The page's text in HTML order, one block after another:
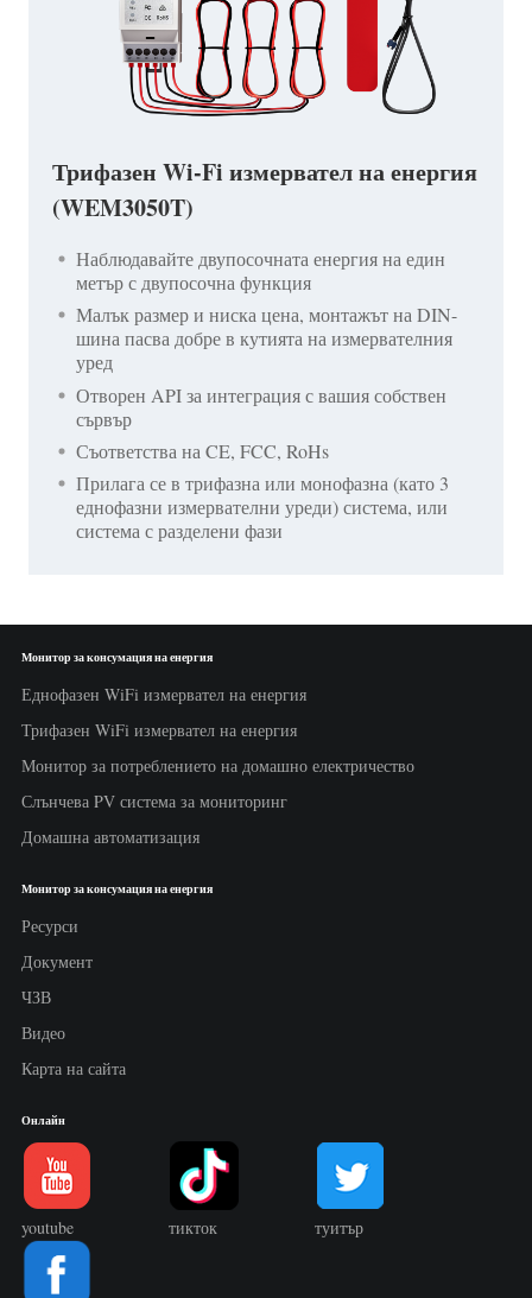
Трифазен Wi-Fi измервател на енергия
(WEM3050T)
Наблюдавайте двупосочната енергия на един
метър с двупосочна функция
Малък размер и ниска цена, монтажът на DIN-
шина пасва добре в кутията на измервателния
уред
Отворен API за интеграция с вашия собствен
сървър
Съответства на CE, FCC, RoHs
Прилага се в трифазна или монофазна (като 3
еднофазни измервателни уреди) система, или
система с разделени фази
Монитор за консумация на енергия
Еднофазен WiFi измервател на енергия
Трифазен WiFi измервател на енергия
Монитор за потреблението на домашно електричество
Слънчева PV система за мониторинг
Домашна автоматизация
Монитор за консумация на енергия
Ресурси
Документ
ЧЗВ
Видео
Карта на сайта
Онлайн
youtube тикток туитър